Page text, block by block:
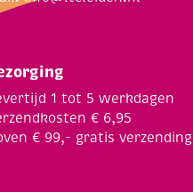
1 tot 5 werkdagen
€ 6,95
€ 99,- gratis verzending